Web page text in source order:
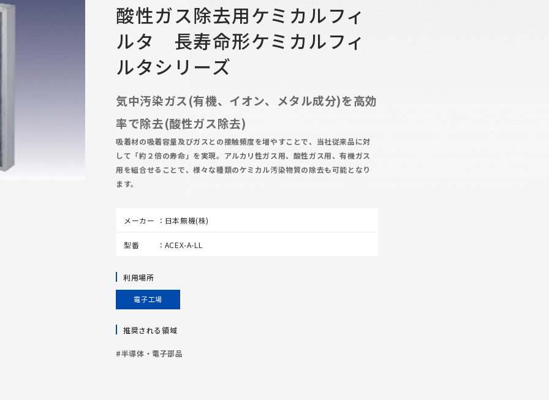
酸性ガス除去用ケミカルフィ
ルタ 長寿命形ケミカルフィ
ルタシリーズ
気中汚染ガス(有機、イオン、メタル成分)を高効
率で除去(酸性ガス除去)
吸着材の吸着容量及びガスとの接触頻度を増やすことで、当社従来品に対
して「約２倍の寿命」を実現。アルカリ性ガス用、酸性ガス用、有機ガス
用を組合せることで、様々な種類のケミカル汚染物質の除去も可能となり
ます。
メーカー 日本無機(株)
型番 ACEX-A-LL
利用場所
電子工場
推奨される領域
#半導体・電子部品